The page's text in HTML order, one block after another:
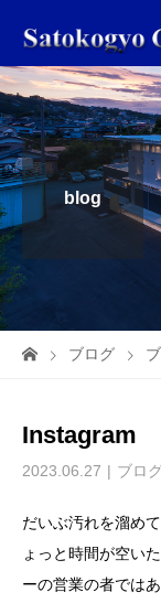
blog
ブログ
Instagram
2023.06.27 ブロ
だいぶ汚れを溜め
ょっと時間が空い
ーの営業の者では